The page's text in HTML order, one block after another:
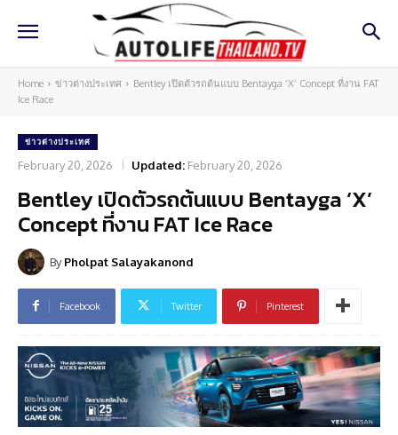
Home ข่าวต่างประเทศ
Bentley เปิดตัวรถต้นแบบ Bentayga ‘X’ Concept ที่งาน FAT
Ice Race
ข่าวต่างประเทศ
February 20, 2026 Updated: February 20, 2026
Bentley เปิดตัวรถต้นแบบ Bentayga ‘X’
Concept ที่งาน FAT Ice Race
By Pholpat Salayakanond
Facebook Twitter Pinterest